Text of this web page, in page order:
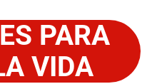
PARA
VIDA